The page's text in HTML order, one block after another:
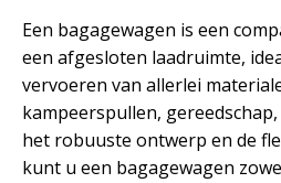
Een bagagewagen is een
een afgesloten laadruimte,
vervoeren van allerlei
kampeerspullen,
het robuuste ontwerp en de
kunt u een bagagewagen